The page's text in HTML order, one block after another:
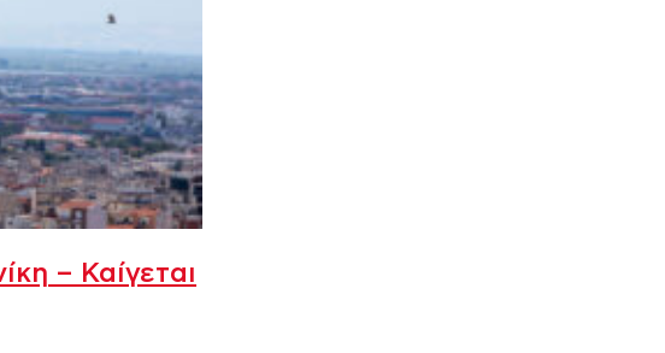
– Καίγεται